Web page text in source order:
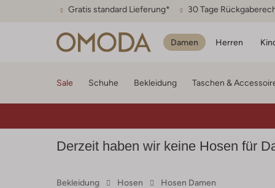
Gratis standard Lieferung* 30 Tage
Damen Herren
Sale Schuhe Bekleidung Taschen &
Derzeit haben wir keine Hosen für
Bekleidung Hosen Hosen Damen